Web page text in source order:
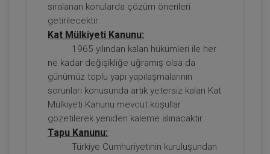
Borçların İfası ve İfa Edilmemesi - IV.
Borçlar Hukuku Kongresi - V. Oturum
360 TL
sıralanan konularda çözüm önerileri
getirilecektir:
Kat Mülkiyeti Kanunu:
1965 yılından kalan hükümleri ile her
ne kadar değişikliğe uğramış olsa da
günümüz toplu yapı yapılaşmalarının
sorunları konusunda artık yetersiz kalan Kat
Mülkiyeti Kanunu mevcut koşullar
gözetilerek yeniden kaleme alınacaktır.
Tapu Kanunu:
Türkiye Cumhuriyetinin kuruluşundan